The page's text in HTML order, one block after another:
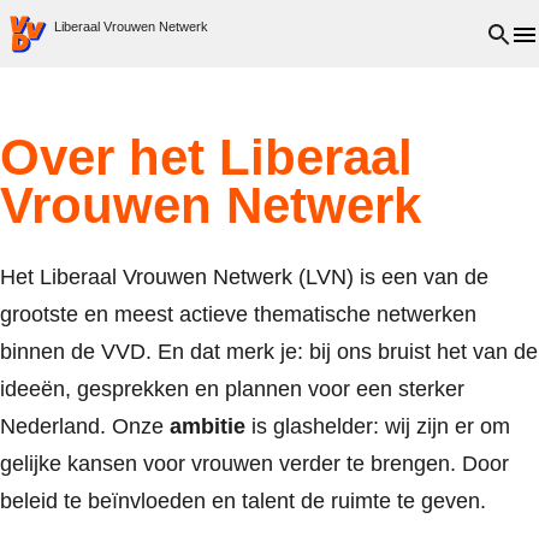
VVD.nl - Ga naar de homepage
Liberaal Vrouwen Netwerk Open
Over het Liberaal
Vrouwen Netwerk
Het Liberaal Vrouwen Netwerk (LVN) is een van de
grootste en meest actieve thematische netwerken
binnen de VVD. En dat merk je: bij ons bruist het van de
ideeën, gesprekken en plannen voor een sterker
Nederland. Onze ambitie is glashelder: wij zijn er om
gelijke kansen voor vrouwen verder te brengen. Door
beleid te beïnvloeden en talent de ruimte te geven.